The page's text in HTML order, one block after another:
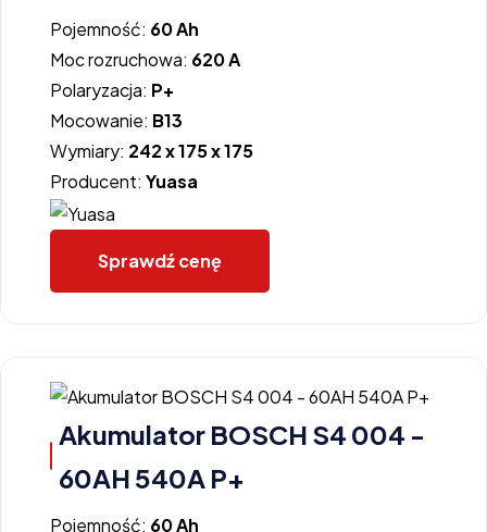
Pojemność: 60 Ah
Moc rozruchowa: 620 A
Polaryzacja: P+
Mocowanie: B13
Wymiary: 242 x 175 x 175
Producent: Yuasa
Sprawdź cenę
Akumulator BOSCH S4 004 -
60AH 540A P+
Pojemność: 60 Ah